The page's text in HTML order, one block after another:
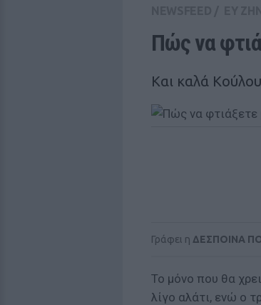
Πώς να
Και καλά
Γράφει η ΔΕΣΠΟΙΝΑ
Το μόνο που θα
λίγο αλάτι, ενώ ο